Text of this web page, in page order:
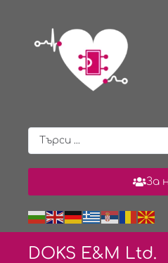
За
DOKS E& M Ltd.